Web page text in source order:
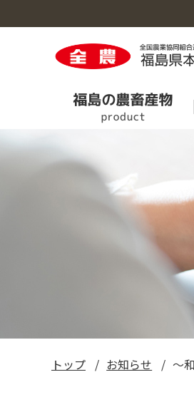
福島の農畜産物のトップへ
直営店のトップへ
営農情報のトップへ
次回せり市の情報
特別栽培農産物認証業
くらしのサービスのトッ
葬儀・斎場案内
事業概要のトップへ
事業所・施設一覧
トップ お知らせ ～